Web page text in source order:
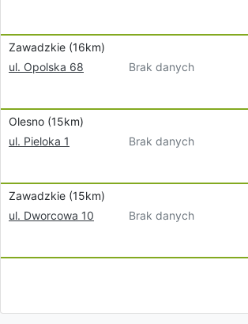
Zawadzkie (16km)
ul. Opolska 68
Brak danych
Olesno (15km)
ul. Pieloka 1
Brak danych
Zawadzkie (15km)
ul. Dworcowa 10
Brak danych